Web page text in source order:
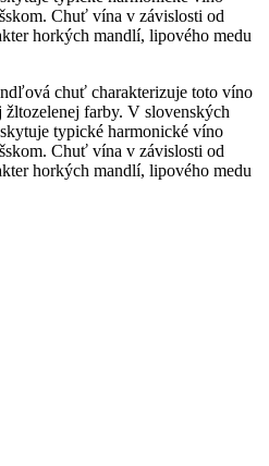
Chuť vína v závislosti od
horkých mandlí, lipového medu
chuť charakterizuje toto víno
farby. V slovenských
typické harmonické víno
Chuť vína v závislosti od
horkých mandlí, lipového medu